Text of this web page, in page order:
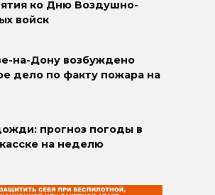
ко Дню Воздушно-
войск
на-Дону возбуждено
дело по факту пожара на
прогноз погоды в
на неделю